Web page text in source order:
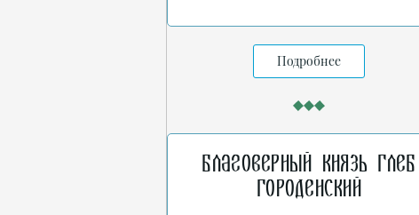
Подробнее
Благоверный князь Глеб
Городенский